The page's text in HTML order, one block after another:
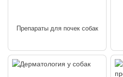
Препараты для почек собак